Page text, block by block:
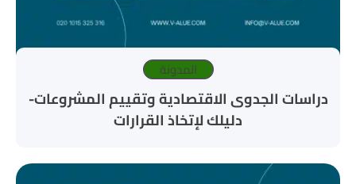
المدونة
دراسات الجدوى الاقتصادية وتقييم المشروعات-
دليلك لإتخاذ القرارات